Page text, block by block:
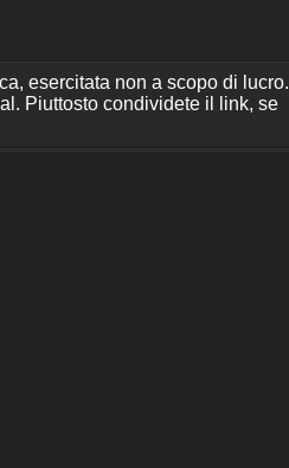
esercitata non a scopo di lucro.
Piuttosto condividete il link, se